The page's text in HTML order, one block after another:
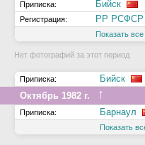
Приписка: Бийск
Регистрация: РР РСФСР
Показать
Нет фотографий за этот период
Приписка:
Бийск
Октябрь 1982 г.
↑
Приписка: Барнаул
Показать